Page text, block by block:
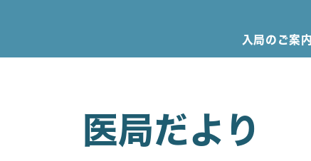
入局のご案内
医局だより